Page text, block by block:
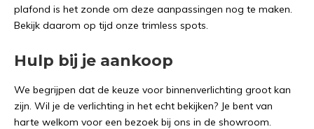
plafond is het zonde om deze aanpassingen nog te maken.
Bekijk daarom op tijd onze trimless spots.
Hulp bij je aankoop
We begrijpen dat de keuze voor binnenverlichting groot kan
zijn. Wil je de verlichting in het echt bekijken? Je bent van
harte welkom voor een bezoek bij ons in de showroom.